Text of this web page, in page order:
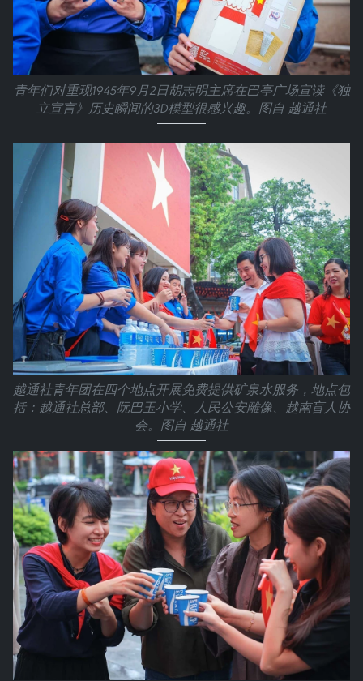
青年们对重现1945年9月2日胡志明主席在巴亭广场宣读《独
立宣言》历史瞬间的3D模型很感兴趣。图自 越通社
越通社青年团在四个地点开展免费提供矿泉水服务，地点包
括：越通社总部、阮巴玉小学、人民公安雕像、越南盲人协
会。图自 越通社